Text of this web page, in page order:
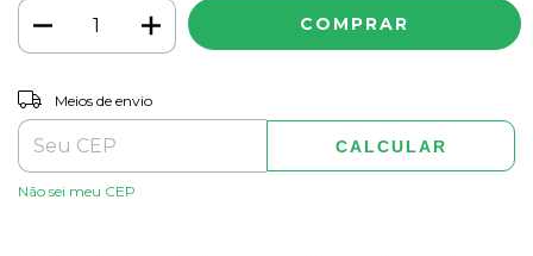
Entregas para o CEP:
Meios de envio
CALCULAR
Não sei meu CEP